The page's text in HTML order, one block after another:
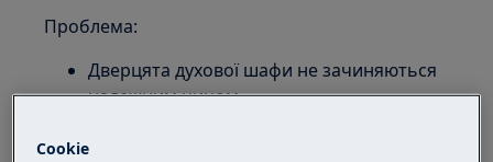
Проблема:
Дверцята духової шафи не зачиняються
належним чином
/ плити?
Cookie